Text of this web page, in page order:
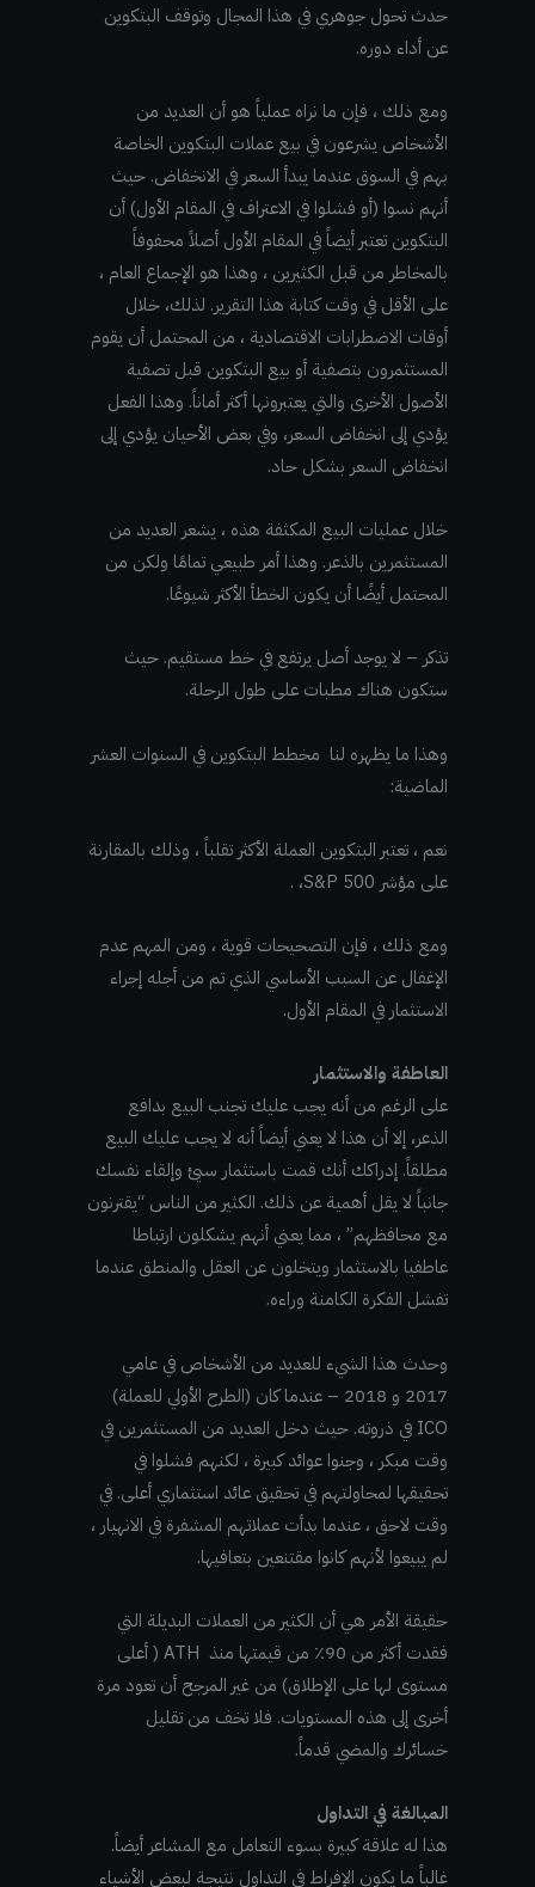
حدث تحول جوهري في هذا المجال وتوقف البتكوين
عن أداء دوره.
ومع ذلك ، فإن ما نراه عملياً هو أن العديد من
الأشخاص يشرعون في بيع عملات البتكوين الخاصة
بهم في السوق عندما يبدأ السعر في الانخفاض. حيث
أنهم نسوا (أو فشلوا في الاعتراف في المقام الأول) أن
البتكوين تعتبر أيضاً في المقام الأول أصلاً محفوفاً
بالمخاطر من قبل الكثيرين ، وهذا هو الإجماع العام ،
على الأقل في وقت كتابة هذا التقرير. لذلك، خلال
أوقات الاضطرابات الاقتصادية ، من المحتمل أن يقوم
المستثمرون بتصفية أو بيع البتكوين قبل تصفية
الأصول الأخرى والتي يعتبرونها أكثر أماناً. وهذا الفعل
يؤدي إلى انخفاض السعر، وفي بعض الأحيان يؤدي إلى
انخفاض السعر بشكل حاد.
خلال عمليات البيع المكثفة هذه ، يشعر العديد من
المستثمرين بالذعر. وهذا أمر طبيعي تمامًا ولكن من
المحتمل أيضًا أن يكون الخطأ الأكثر شيوعًا.
تذكر – لا يوجد أصل يرتفع في خط مستقيم. حيث
ستكون هناك مطبات على طول الرحلة.
وهذا ما يظهره لنا مخطط البتكوين في السنوات العشر
الماضية:
نعم ، تعتبر البتكوين العملة الأكثر تقلباً ، وذلك بالمقارنة
على مؤشر S&P 500، .
ومع ذلك ، فإن التصحيحات قوية ، ومن المهم عدم
الإغفال عن السبب الأساسي الذي تم من أجله إجراء
الاستثمار في المقام الأول.
العاطفة والاستثمار
على الرغم من أنه يجب عليك تجنب البيع بدافع
الذعر، إلا أن هذا لا يعني أيضاً أنه لا يجب عليك البيع
مطلقاً. إدراكك أنك قمت باستثمار سيئ وإلقاء نفسك
جانباً لا يقل أهمية عن ذلك. الكثير من الناس “يقترنون
مع محافظهم”، مما يعني أنهم يشكلون ارتباطا
عاطفيا بالاستثمار ويتخلون عن العقل والمنطق عندما
تفشل الفكرة الكامنة وراءه.
وحدث هذا الشيء للعديد من الأشخاص في عامي
2017 و 2018 – عندما كان (الطرح الأولي للعملة)
ICO في ذروته. حيث دخل العديد من المستثمرين في
وقت مبكر ، وجنوا عوائد كبيرة ، لكنهم فشلوا في
تحقيقها لمحاولتهم في تحقيق عائد استثماري أعلى. في
وقت لاحق ، عندما بدأت عملاتهم المشفرة في الانهيار ،
لم يبيعوا لأنهم كانوا مقتنعين بتعافيها.
حقيقة الأمر هي أن الكثير من العملات البديلة التي
فقدت أكثر من 90٪ من قيمتها منذ ATH ( أعلى
مستوى لها على الإطلاق) من غير المرجح أن تعود مرة
أخرى إلى هذه المستويات. فلا تخف من تقليل
خسائرك والمضي قدماً.
المبالغة في التداول
هذا له علاقة كبيرة بسوء التعامل مع المشاعر أيضاً.
غالباً ما يكون الإفراط في التداول نتيجة لبعض الأشياء